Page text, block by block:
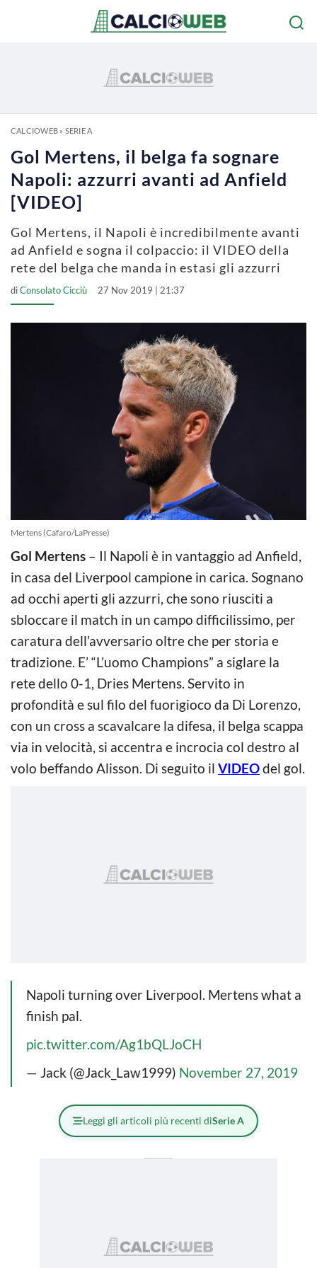
CALCIOWEB» SERIE A
Gol Mertens, il belga fa sognare
Napoli: azzurri avanti ad Anfield
[VIDEO]
Gol Mertens, il Napoli è incredibilmente avanti
ad Anfield e sogna il colpaccio: il VIDEO della
rete del belga che manda in estasi gli azzurri
diConsolato Cicciù 27 Nov 2019 | 21:37
Mertens (Cafaro/LaPresse)
Gol Mertens – Il Napoli è in vantaggio ad Anfield,
in casa del Liverpool campione in carica. Sognano
ad occhi aperti gli azzurri, che sono riusciti a
sbloccare il match in un campo difficilissimo, per
caratura dell’avversario oltre che per storia e
tradizione. E’ “L’uomo Champions” a siglare la
rete dello 0-1, Dries Mertens. Servito in
profondità e sul filo del fuorigioco da Di Lorenzo,
con un cross a scavalcare la difesa, il belga scappa
via in velocità, si accentra e incrocia col destro al
volo beffando Alisson. Di seguito il VIDEOdel gol.
Napoli turning over Liverpool. Mertens what a
finish pal.
pic.twitter.com/Ag1bQLJoCH
— Jack (@Jack_Law1999) November 27, 2019
Leggi gli articoli più recenti diSerie A